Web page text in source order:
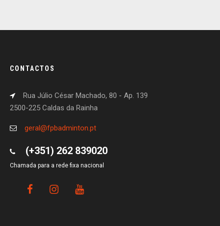
CONTACTOS
Rua Júlio César Machado, 80 - Ap. 139
2500-225 Caldas da Rainha
geral@fpbadminton.pt
(+351) 262 839020
Chamada para a rede fixa nacional